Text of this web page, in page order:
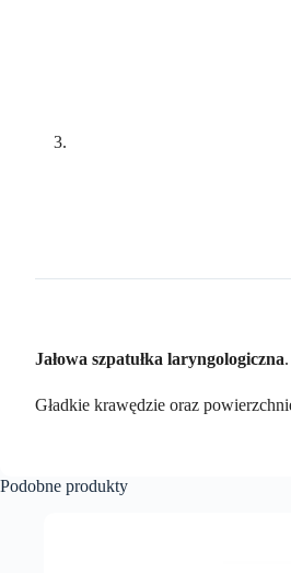
Jałowa szpatułka laryngologiczna
Gładkie krawędzie oraz
Podobne produkty